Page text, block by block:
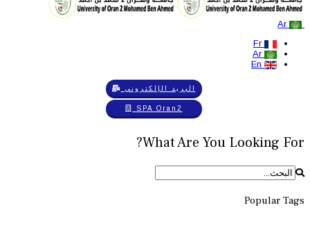
Ar
Fr
Ar
En
البريد الإلكتروني
SPA Oran2
What Are You Looking For?
Popular Tags